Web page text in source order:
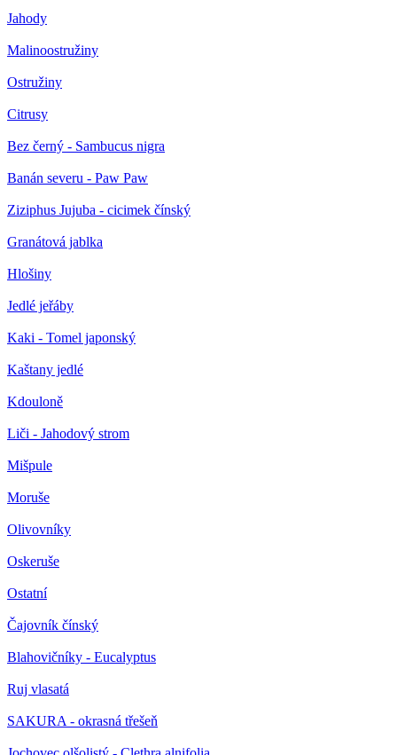
Jahody
Malinoostružiny
Ostružiny
Citrusy
Bez černý - Sambucus nigra
Banán severu - Paw Paw
Ziziphus Jujuba - cicimek čínský
Granátová jablka
Hlošiny
Jedlé jeřáby
Kaki - Tomel japonský
Kaštany jedlé
Kdouloně
Liči - Jahodový strom
Mišpule
Moruše
Olivovníky
Oskeruše
Ostatní
Čajovník čínský
Blahovičníky - Eucalyptus
Ruj vlasatá
SAKURA - okrasná třešeň